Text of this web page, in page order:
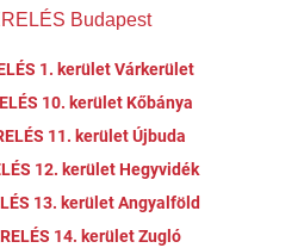
Budapest
1. kerület Várkerület
10. kerület Kőbánya
11. kerület Újbuda
12. kerület Hegyvidék
13. kerület Angyalföld
14. kerület Zugló